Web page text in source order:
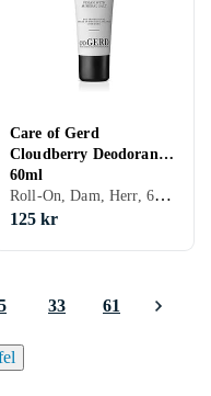
Care of Gerd
Cloudberry Deodorant
60ml
Roll-On, Dam, Herr, 60 ml
125 kr
33 61